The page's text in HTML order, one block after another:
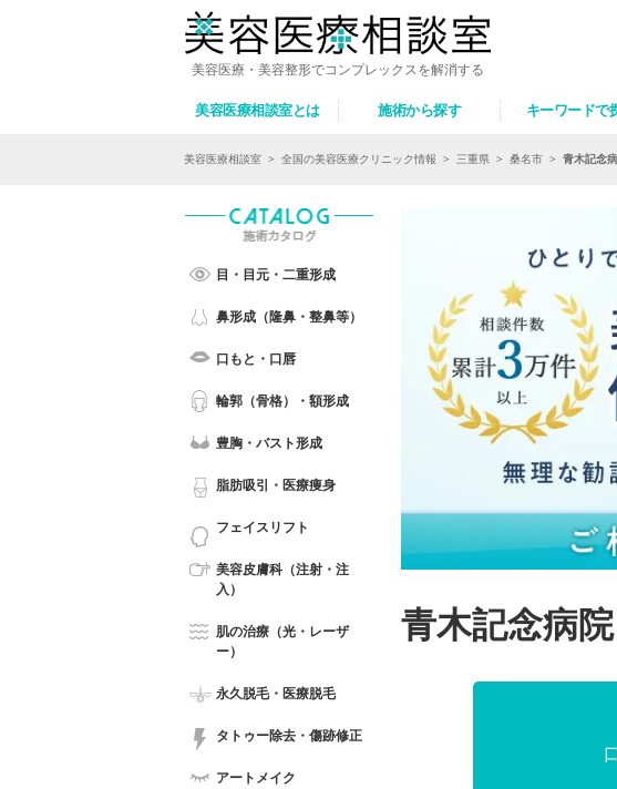
美容医療・美容整形でコンプレックスを解消する
美容医療相談室とは 施術から探す キーワードで
美容医療相談室 > 全国の美容医療クリニック情報 > 三重県 > 桑名市 > 青木記念
青木記念病院
目・目元・二重形成
鼻形成（隆鼻・整鼻等）
口もと・口唇
輪郭（骨格）・額形成
豊胸・バスト形成
脂肪吸引・医療痩身
フェイスリフト
美容皮膚科（注射・注
入）
肌の治療（光・レーザ
ー）
永久脱毛・医療脱毛
タトゥー除去・傷跡修正
アートメイク